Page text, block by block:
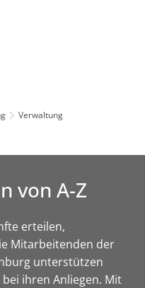
Verwaltung
von A-Z
erteilen,
Mitarbeitenden der
unterstützen
ihren Anliegen. Mit